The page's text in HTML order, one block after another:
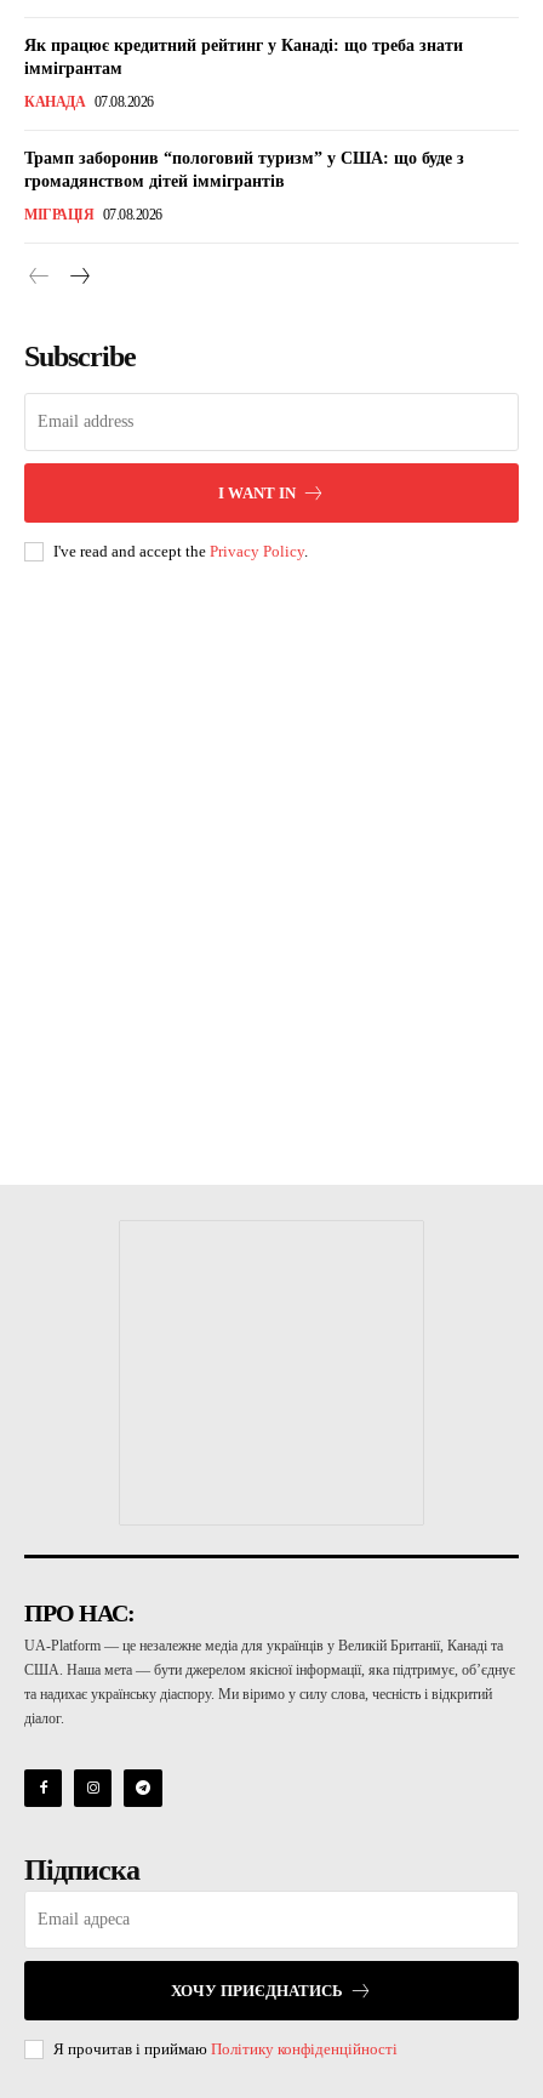
Як працює кредитний рейтинг у Канаді: що треба знати
іммігрантам
КАНАДА 07.08.2026
Трамп заборонив “пологовий туризм” у США: що буде з
громадянством дітей іммігрантів
МІГРАЦІЯ 07.08.2026
Subscribe
I WANT IN
I've read and accept the Privacy Policy.
ПРО НАС:
UA-Platform — це незалежне медіа для українців у Великій Британії, Канаді та
США. Наша мета — бути джерелом якісної інформації, яка підтримує, об’єднує
та надихає українську діаспору. Ми віримо у силу слова, чесність і відкритий
діалог.
Підписка
ХОЧУ ПРИЄДНАТИСЬ
Я прочитав і приймаю Політику конфіденційності